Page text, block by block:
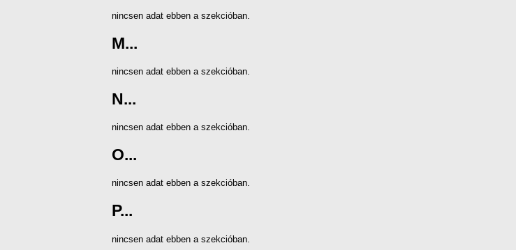
nincsen adat ebben a szekcióban.
M...
nincsen adat ebben a szekcióban.
N...
nincsen adat ebben a szekcióban.
O...
nincsen adat ebben a szekcióban.
P...
nincsen adat ebben a szekcióban.